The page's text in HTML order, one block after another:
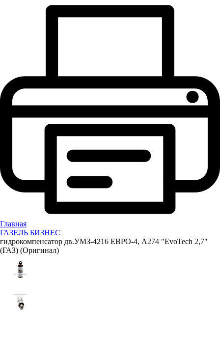
Главная
ГАЗЕЛЬ БИЗНЕС
гидрокомпенсатор дв.УМЗ-4216 ЕВРО-4, А274 "EvoTech 2,7"
(ГАЗ) (Оригинал)